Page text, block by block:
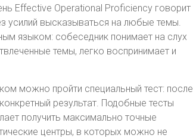
Effective Operational Proficiency говорит
усилий высказываться на любые темы.
языком: собеседник понимает на слух
темы, легко воспринимает и
можно пройти специальный тест: после
результат. Подобные тесты
получить максимально точные
центры, в которых можно не